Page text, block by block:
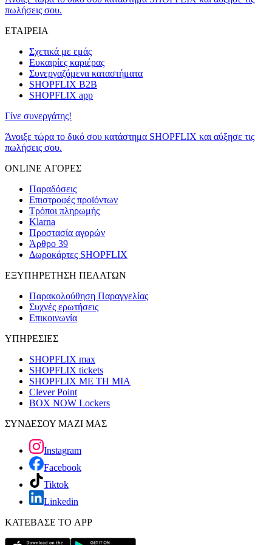
πωλήσεις σου.
ΕΤΑΙΡΕΙΑ
Σχετικά με εμάς
Ευκαιρίες καριέρας
Συνεργαζόμενα καταστήματα
SHOPFLIX B2B
SHOPFLIX app
Γίνε συνεργάτης!
Άνοιξε τώρα το δικό σου κατάστημα SHOPFLIX και αύξησε τις
πωλήσεις σου.
ONLINE ΑΓΟΡΕΣ
Παραδόσεις
Επιστροφές προϊόντων
Τρόποι πληρωμής
Klarna
Προστασία αγορών
Άρθρο 39
Δωροκάρτες SHOPFLIX
ΕΞΥΠΗΡΕΤΗΣΗ ΠΕΛΑΤΩΝ
Παρακολούθηση Παραγγελίας
Συχνές ερωτήσεις
Επικοινωνία
ΥΠΗΡΕΣΙΕΣ
SHOPFLIX max
SHOPFLIX tickets
SHOPFLIX ΜΕ ΤΗ ΜΙΑ
Clever Point
BOX NOW Lockers
ΣΥΝΔΕΣΟΥ ΜΑΖΙ ΜΑΣ
Instagram
Facebook
Tiktok
Linkedin
ΚΑΤΕΒΑΣΕ ΤΟ APP